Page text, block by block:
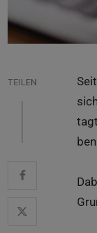
TEILEN